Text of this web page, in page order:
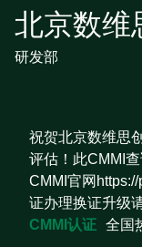
北京数维
研发部
祝贺北京数维思
评估！此CMMI
CMMI官网
证办理换证升级
CMMI认证 全国